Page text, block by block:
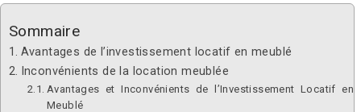
Sommaire
Avantages de l’investissement locatif en meublé
Inconvénients de la location meublée
Avantages et Inconvénients de l’Investissement Locatif en
Meublé